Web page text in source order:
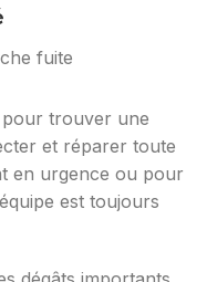
pour trouver une
et réparer toute
en urgence ou pour
est toujours